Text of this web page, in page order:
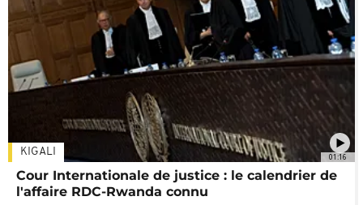
01:16
KIGALI
Cour Internationale de justice : le calendrier de
l'affaire RDC-Rwanda connu